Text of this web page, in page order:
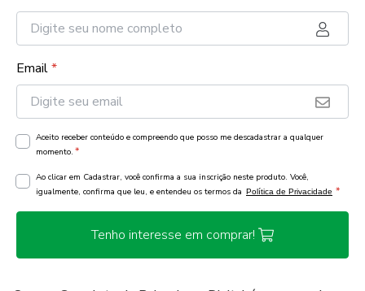
Email*
Aceito receber conteúdo e compreendo que posso me descadastrar a qualquer
momento. *
Ao clicar em Cadastrar, você confirma a sua inscrição neste produto. Você,
igualmente, confirma que leu, e entendeu os termos da Política de Privacidade *
Tenho interesse em comprar!